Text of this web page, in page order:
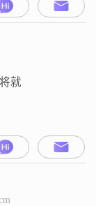
工作稳定，生
然我的学历
直相信，学
唯一标准
和家人的态
就